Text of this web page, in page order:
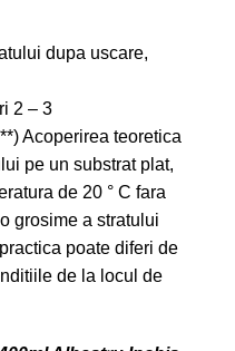
dupa uscare,
2 – 3
Acoperirea teoretica
pe un substrat plat,
de 20 ° C fara
grosime a stratului
poate diferi de
de la locul de